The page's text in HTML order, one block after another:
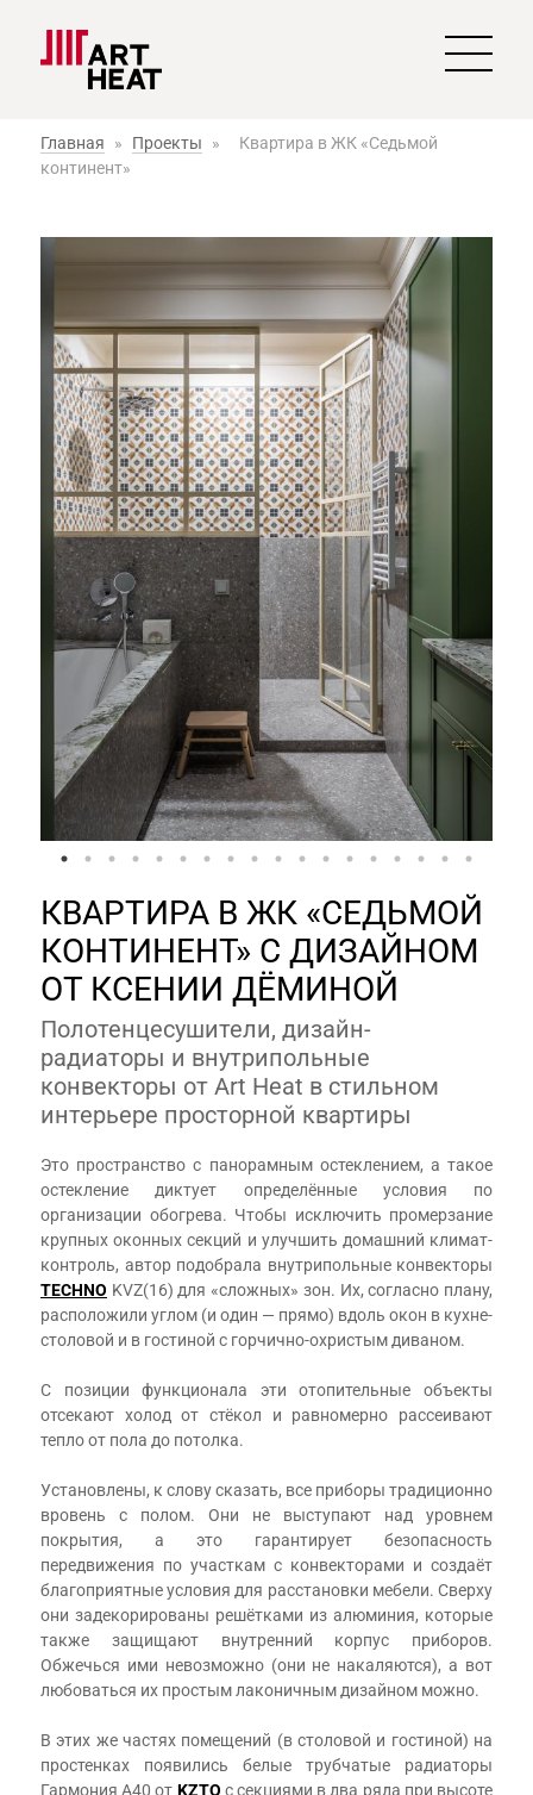
Главная » Проекты »
Квартира в ЖК «Седьмой
континент»
КВАРТИРА В ЖК «СЕДЬМОЙ
КОНТИНЕНТ» С ДИЗАЙНОМ
ОТ КСЕНИИ ДЁМИНОЙ
Полотенцесушители, дизайн-
радиаторы и внутрипольные
конвекторы от Art Heat в стильном
интерьере просторной квартиры
Это пространство с панорамным остеклением, а такое
остекление диктует определённые условия по
организации обогрева. Чтобы исключить промерзание
крупных оконных секций и улучшить домашний климат-
контроль, автор подобрала внутрипольные конвекторы
TECHNO KVZ(16) для «сложных» зон. Их, согласно плану,
расположили углом (и один — прямо) вдоль окон в кухне-
столовой и в гостиной с горчично-охристым диваном.
С позиции функционала эти отопительные объекты
отсекают холод от стёкол и равномерно рассеивают
тепло от пола до потолка.
Установлены, к слову сказать, все приборы традиционно
вровень с полом. Они не выступают над уровнем
покрытия, а это гарантирует безопасность
передвижения по участкам с конвекторами и создаёт
благоприятные условия для расстановки мебели. Сверху
они задекорированы решётками из алюминия, которые
также защищают внутренний корпус приборов.
Обжечься ими невозможно (они не накаляются), а вот
любоваться их простым лаконичным дизайном можно.
В этих же частях помещений (в столовой и гостиной) на
простенках появились белые трубчатые радиаторы
Гармония А40 от KZTO с секциями в два ряда при высоте